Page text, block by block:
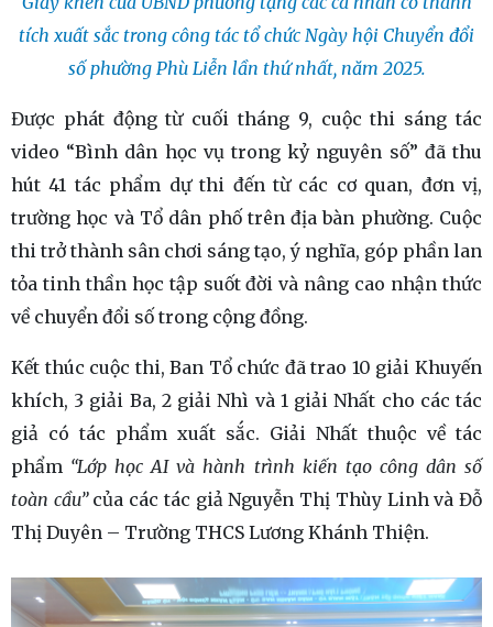
tích xuất sắc trong công tác tổ chức Ngày hội Chuyển đổi
số phường Phù Liễn lần thứ nhất, năm 2025.
Được phát động từ cuối tháng 9, cuộc thi sáng tác
video “Bình dân học vụ trong kỷ nguyên số” đã thu
hút 41 tác phẩm dự thi đến từ các cơ quan, đơn vị,
trường học và Tổ dân phố trên địa bàn phường. Cuộc
thi trở thành sân chơi sáng tạo, ý nghĩa, góp phần lan
tỏa tinh thần học tập suốt đời và nâng cao nhận thức
về chuyển đổi số trong cộng đồng.
Kết thúc cuộc thi, Ban Tổ chức đã trao 10 giải Khuyến
khích, 3 giải Ba, 2 giải Nhì và 1 giải Nhất cho các tác
giả có tác phẩm xuất sắc. Giải Nhất thuộc về tác
phẩm “Lớp học AI và hành trình kiến tạo công dân số
toàn cầu”của các tác giả Nguyễn Thị Thùy Linh và Đỗ
Thị Duyên – Trường THCS Lương Khánh Thiện.